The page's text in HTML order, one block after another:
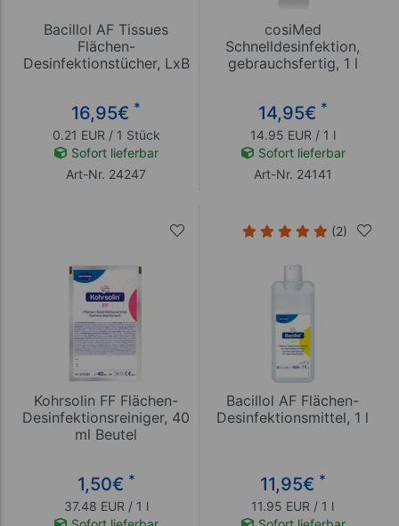
Bacillol AF Tissues
Flächen-
Desinfektionstücher, LxB
16,95€ *
0.21 EUR / 1 Stück
Sofort lieferbar
Art-Nr. 24247
cosiMed
Schnelldesinfektion,
gebrauchsfertig, 1 l
14,95€ *
14.95 EUR / 1 l
Sofort lieferbar
Art-Nr. 24141
Kohrsolin FF Flächen-
Desinfektionsreiniger, 40
ml Beutel
1,50€ *
37.48 EUR / 1 l
(2)
Bacillol AF Flächen-
Desinfektionsmittel, 1 l
11,95€ *
11.95 EUR / 1 l